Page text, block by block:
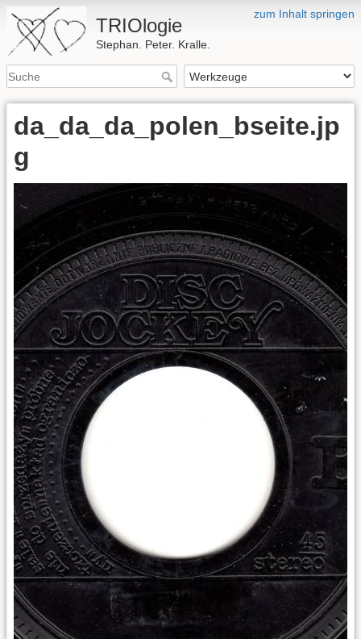
zum Inhalt springen
TRIOlogie
Stephan. Peter. Kralle.
da_da_da_polen_bseite.jp
g